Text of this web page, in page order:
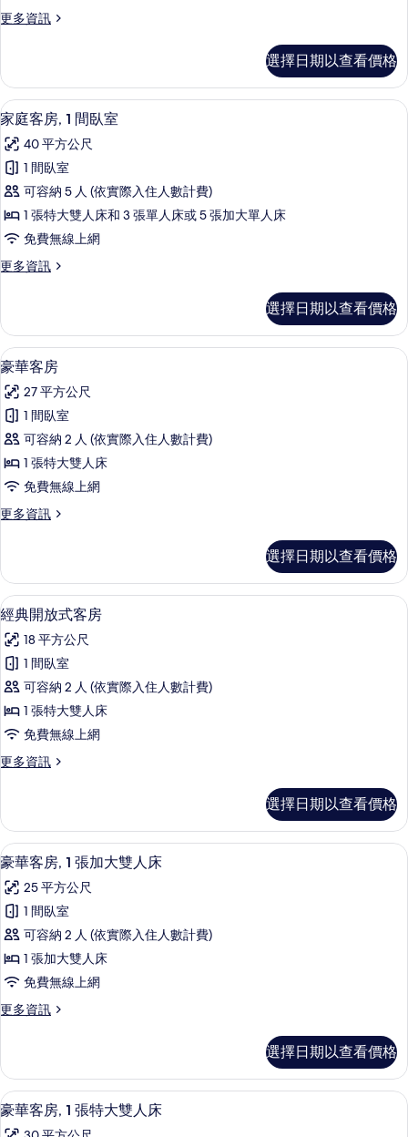
客
的
所
有
相
片
更多資訊
更
開
放
式
客
房
的
詳
情
選擇日期以查看價格
顯
示
家
庭
客
房,
間
室
的
所
有
相
片
家庭客房, 1 間臥室 | 書桌、遮光布/窗
3
家庭客房, 1 間臥室
40 平方公尺
1 間臥室
可容納 5 人 (依實際入住人數計費)
1 張特大雙人床和 3 張單人床或 5 張加大單人床
免費無線上網
更多資訊
更
客
房,
1
臥
室
的
詳
情
選擇日期以查看價格
顯
示
豪
華
客
房
所
相
片
書桌、遮光布/窗簾、隔音、熨斗/熨衣
2
豪華客房
27 平方公尺
1 間臥室
可容納 2 人 (依實際入住人數計費)
1 張特大雙人床
免費無線上網
更多資訊
更
客
房
的
情
選擇日期以查看價格
顯
示
經
典
開
放
客
的
所
有
相
片
書桌、遮光布/窗簾、隔音、熨斗/熨衣
2
經典開放式客房
18 平方公尺
1 間臥室
可容納 2 人 (依實際入住人數計費)
1 張特大雙人床
免費無線上網
更多資訊
更
開
放
式
房
的
詳
情
選擇日期以查看價格
顯
示
豪
華
客
房,
張
大
雙
人
豪華客房, 1 張加大雙人床 | 書桌、遮
2
豪華客房, 1 張加大雙人床
25 平方公尺
1 間臥室
可容納 2 人 (依實際入住人數計費)
1 張加大雙人床
免費無線上網
更多資訊
更
客
房,
1
選擇日期以查看價格
顯
示
豪華客房, 1 張特大雙人床 | 書桌、遮
3
豪華客房, 1 張特大雙人床